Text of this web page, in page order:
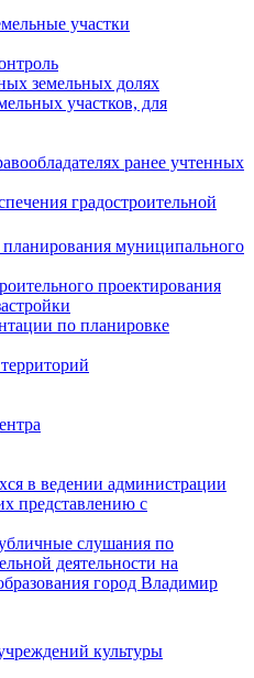
участки
земельных долях
участков, для
ранее учтенных
градостроительной
муниципального
проектирования
по планировке
в ведении администрации
представлению с
слушания по
деятельности на
город Владимир
культуры